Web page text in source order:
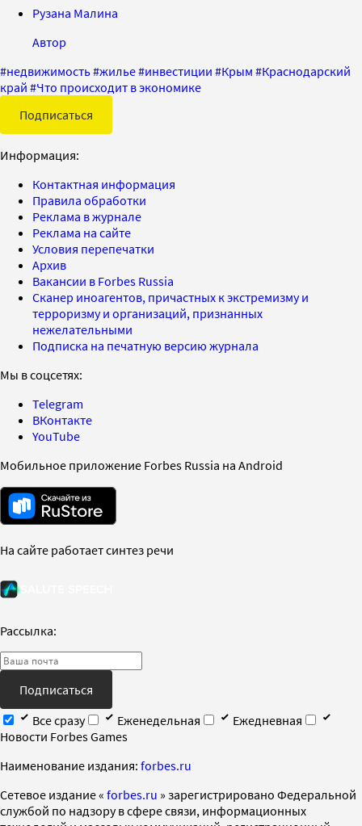
Рузана Малина
Автор
#недвижимость#жилье#инвестиции #Крым #Краснодарский
край #Что происходит в экономике
Подписаться
Информация:
Контактная информация
Правила обработки
Реклама в журнале
Реклама на сайте
Условия перепечатки
Архив
Вакансии в Forbes Russia
Сканер иноагентов, причастных к экстремизму и
терроризму и организаций, признанных
нежелательными
Подписка на печатную версию журнала
Мы в соцсетях:
Telegram
ВКонтакте
YouTube
Мобильное приложение Forbes Russia на Android
На сайте работает синтез речи
Рассылка:
Подписаться
Все сразу
Еженедельная
Ежедневная
Новости Forbes Games
Наименование издания: forbes.ru
Cетевое издание « forbes.ru » зарегистрировано Федеральной
службой по надзору в сфере связи, информационных